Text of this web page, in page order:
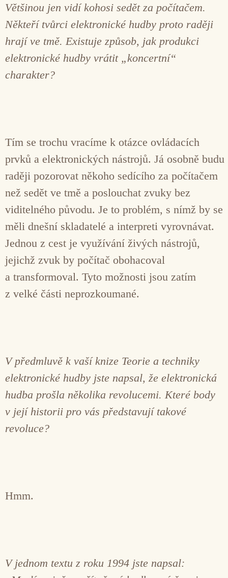
Většinou jen vidí kohosi sedět za počítačem.
Někteří tvůrci elektronické hudby proto raději
hrají ve tmě. Existuje způsob, jak produkci
elektronické hudby vrátit „koncertní“
charakter?
Tím se trochu vracíme k otázce ovládacích
prvků a elektronických nástrojů. Já osobně budu
raději pozorovat někoho sedícího za počítačem
než sedět ve tmě a poslouchat zvuky bez
viditelného původu. Je to problém, s nímž by se
měli dnešní skladatelé a interpreti vyrovnávat.
Jednou z cest je využívání živých nástrojů,
jejichž zvuk by počítač obohacoval
a transformoval. Tyto možnosti jsou zatím
z velké části neprozkoumané.
V předmluvě k vaší knize Teorie a techniky
elektronické hudby jste napsal, že elektronická
hudba prošla několika revolucemi. Které body
v její historii pro vás představují takové
revoluce?
Hmm.
V jednom textu z roku 1994 jste napsal: